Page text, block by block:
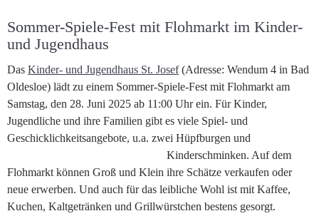
Sommer-Spiele-Fest mit Flohmarkt im Kinder-
und Jugendhaus
Das Kinder- und Jugendhaus St. Josef(Adresse: Wendum 4 in Bad
Oldesloe) lädt zu einem Sommer-Spiele-Fest mit Flohmarkt am
Samstag, den 28. Juni 2025 ab 11:00 Uhr ein. Für Kinder,
Jugendliche und ihre Familien gibt es viele Spiel- und
Geschicklichkeitsangebote, u.a. zwei Hüpfburgen und
Kinderschminken. Auf dem
Flohmarkt können Groß und Klein ihre Schätze verkaufen oder
neue erwerben. Und auch für das leibliche Wohl ist mit Kaffee,
Kuchen, Kaltgetränken und Grillwürstchen bestens gesorgt.